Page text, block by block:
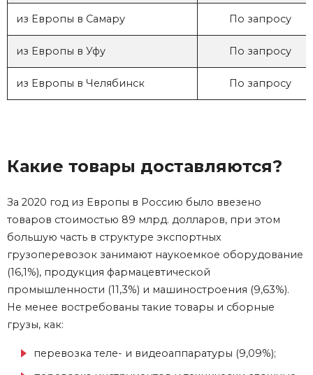
из Европы в Самару По запросу
из Европы в Уфу По запросу
из Европы в Челябинск По запросу
Какие товары доставляются?
За 2020 год из Европы в Россию было ввезено
товаров стоимостью 89 млрд. долларов, при этом
большую часть в структуре экспортных
грузоперевозок занимают наукоемкое оборудование
(16,1%), продукция фармацевтической
промышленности (11,3%) и машиностроения (9,63%).
Не менее востребованы такие товары и сборные
грузы, как:
перевозка теле- и видеоаппаратуры (9,09%);